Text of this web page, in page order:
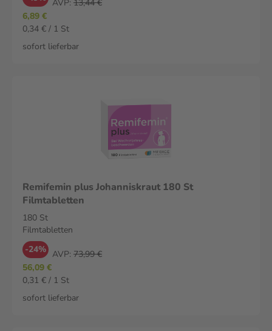
AVP: 13,44 €
6,89 €
0,34 € / 1 St
sofort lieferbar
Remifemin plus Johanniskraut 180 St
Filmtabletten
180 St
Filmtabletten
-24% AVP: 73,99 €
56,09 €
0,31 € / 1 St
sofort lieferbar